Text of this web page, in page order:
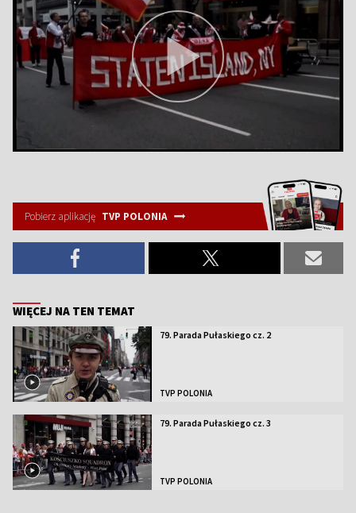
Pobierz aplikację TVP POLONIA
WIĘCEJ NA TEN TEMAT
79. Parada Pułaskiego cz. 2
TVP POLONIA
79. Parada Pułaskiego cz. 3
TVP POLONIA